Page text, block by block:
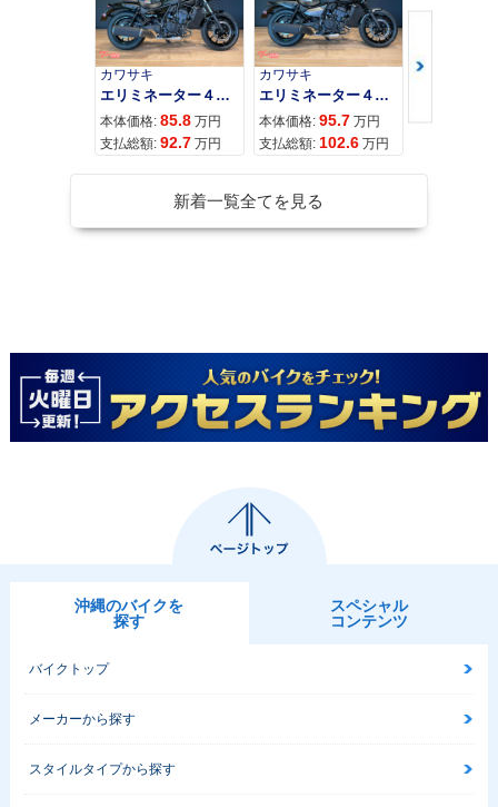
カワサキ
エリミネーター４００
本体価格: 85.8 万円
支払総額: 92.7 万円
カワサキ
エリミネーター４００ＳＥ
本体価格: 95.7 万円
支払総額: 102.6 万円
カワサキ
本体価格:
新着一覧全てを見る
沖縄のバイクを
探す
スペシャル
コンテンツ
バイクトップ
メーカーから探す
スタイルタイプから探す